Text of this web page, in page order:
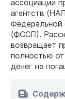
ассоциации
агентств
Федеральной
(ФССП).
возвращает
полностью
денег на